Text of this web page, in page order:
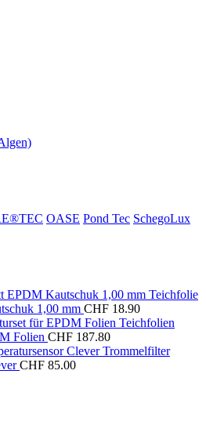
OASE Pond Tec SchegoLux
Teichfolie
1,00 mm CHF 18.90
Teichfolien
Folien CHF 187.80
Trommelfilter
CHF 85.00